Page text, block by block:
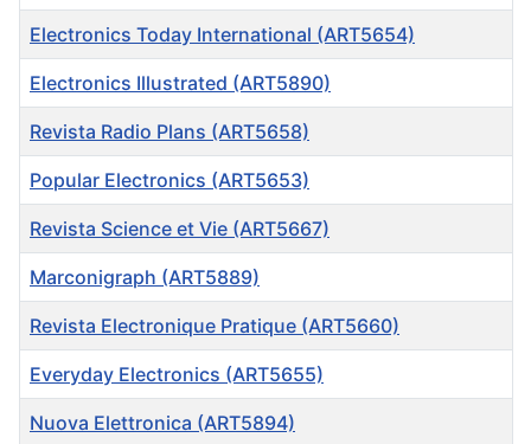
Electronics Today International (ART5654)
Electronics Illustrated (ART5890)
Revista Radio Plans (ART5658)
Popular Electronics (ART5653)
Revista Science et Vie (ART5667)
Marconigraph (ART5889)
Revista Electronique Pratique (ART5660)
Everyday Electronics (ART5655)
Nuova Elettronica (ART5894)